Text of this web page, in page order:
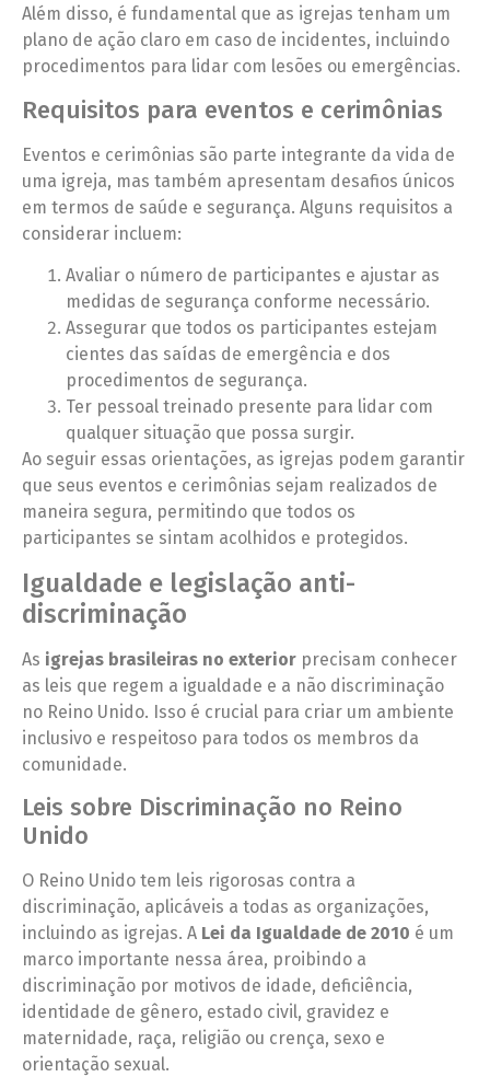
Além disso, é fundamental que as igrejas tenham um
plano de ação claro em caso de incidentes, incluindo
procedimentos para lidar com lesões ou emergências.
Requisitos para eventos e cerimônias
Eventos e cerimônias são parte integrante da vida de
uma igreja, mas também apresentam desafios únicos
em termos de saúde e segurança. Alguns requisitos a
considerar incluem:
Avaliar o número de participantes e ajustar as
medidas de segurança conforme necessário.
Assegurar que todos os participantes estejam
cientes das saídas de emergência e dos
procedimentos de segurança.
Ter pessoal treinado presente para lidar com
qualquer situação que possa surgir.
Ao seguir essas orientações, as igrejas podem garantir
que seus eventos e cerimônias sejam realizados de
maneira segura, permitindo que todos os
participantes se sintam acolhidos e protegidos.
Igualdade e legislação anti-
discriminação
As igrejas brasileiras no exterior precisam conhecer
as leis que regem a igualdade e a não discriminação
no Reino Unido. Isso é crucial para criar um ambiente
inclusivo e respeitoso para todos os membros da
comunidade.
Leis sobre Discriminação no Reino
Unido
O Reino Unido tem leis rigorosas contra a
discriminação, aplicáveis a todas as organizações,
incluindo as igrejas. A Lei da Igualdade de 2010 é um
marco importante nessa área, proibindo a
discriminação por motivos de idade, deficiência,
identidade de gênero, estado civil, gravidez e
maternidade, raça, religião ou crença, sexo e
orientação sexual.